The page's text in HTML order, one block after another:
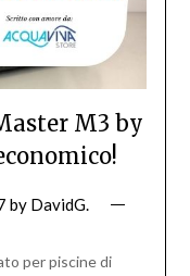
M3 by
by DavidG.
per piscine di